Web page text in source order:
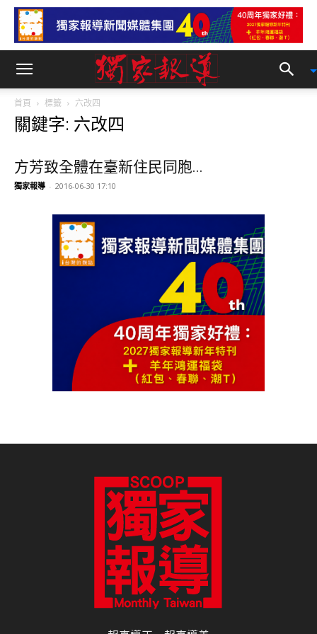
首頁 標籤 六改四
關鍵字: 六改四
方芳致全體在臺新住民同胞...
獨家報導 - 2016-06-30 17:10